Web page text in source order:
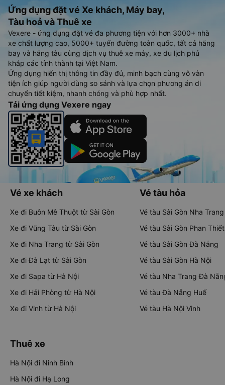
Ứng dụng đặt vé Xe khách, Máy bay,
Tàu hoả và Thuê xe
Vexere - ứng dụng đặt vé đa phương tiện với hơn 3000+ nhà
xe chất lượng cao, 5000+ tuyến đường toàn quốc, tất cả hãng
bay và hãng tàu cùng dịch vụ thuê xe máy, xe du lịch phủ
khắp các tỉnh thành tại Việt Nam.
Ứng dụng hiển thị thông tin đầy đủ, minh bạch cùng vô vàn
tiện ích giúp người dùng so sánh và lựa chọn phương án di
chuyển tiết kiệm, nhanh chóng và phù hợp nhất.
Tải ứng dụng Vexere ngay
Vé xe khách
Xe đi Buôn Mê Thuột từ Sài Gòn
Xe đi Vũng Tàu từ Sài Gòn
Xe đi Nha Trang từ Sài Gòn
Xe đi Đà Lạt từ Sài Gòn
Xe đi Sapa từ Hà Nội
Xe đi Hải Phòng từ Hà Nội
Xe đi Vinh từ Hà Nội
Vé tàu hỏa
Vé tàu Sài Gòn Nha Trang
Vé tàu Sài Gòn Phan Thiết
Vé tàu Sài Gòn Đà Nẵng
Vé tàu Sài Gòn Hà Nội
Vé tàu Nha Trang Đà
Vé tàu Đà Nẵng Huế
Vé tàu Hà Nội Vinh
Thuê xe
Hà Nội đi Ninh Bình
Hà Nội đi Hạ Long